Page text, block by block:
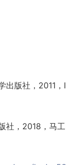
出版社，2011，I
社，2018，马工